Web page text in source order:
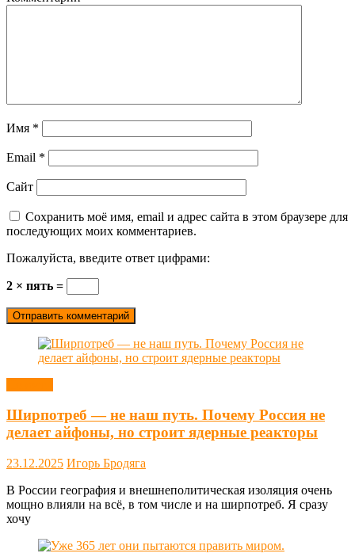
Имя *
Email *
Сайт
Сохранить моё имя, email и адрес сайта в этом браузере для
последующих моих комментариев.
Пожалуйста, введите ответ цифрами:
2 × пять =
Ширпотреб — не наш путь. Почему Россия не
делает айфоны, но строит ядерные реакторы
23.12.2025 Игорь Бродяга
В России география и внешнеполитическая изоляция очень
мощно влияли на всё, в том числе и на ширпотреб. Я сразу
хочу